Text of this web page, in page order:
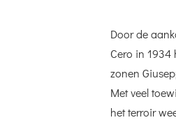
Door de
Cero in
zonen
Met veel
het terroir